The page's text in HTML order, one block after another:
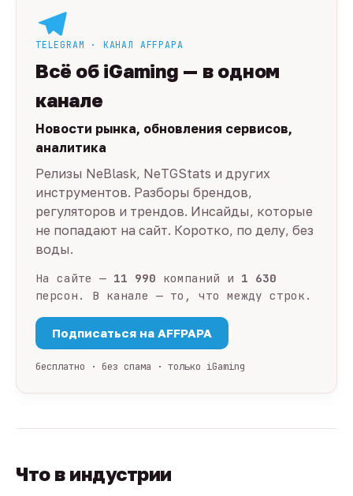
TELEGRAM · КАНАЛ AFFPAPA
Всё об iGaming — в одном
канале
Новости рынка, обновления сервисов,
аналитика
Релизы NeBlask, NeTGStats и других
инструментов. Разборы брендов,
регуляторов и трендов. Инсайды, которые
не попадают на сайт. Коротко, по делу, без
воды.
На сайте — 11 990 компаний и 1 630
персон. В канале — то, что между строк.
Подписаться на AFFPAPA
бесплатно · без спама · только iGaming
Что в индустрии